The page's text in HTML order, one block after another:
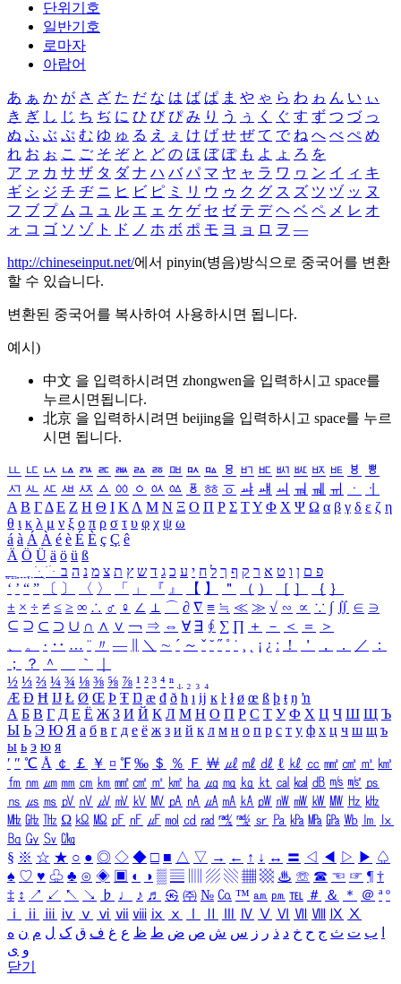
단위기호
일반기호
로마자
아랍어
あ ぁ か が さ ざ た だ な は ば ぱ ま や ゃ ら わ ゎ ん い ぃ
き ぎ し じ ち ぢ に ひ び ぴ み り う ぅ く ぐ す ず つ づ っ
ぬ ふ ぶ ぷ む ゆ ゅ る え ぇ け げ せ ぜ て で ね へ べ ぺ め
れ お ぉ こ ご そ ぞ と ど の ほ ぼ ぽ も よ ょ ろ を
ア ァ カ サ ザ タ ダ ナ ハ バ パ マ ヤ ャ ラ ワ ヮ ン イ ィ キ
ギ シ ジ チ ヂ ニ ヒ ビ ピ ミ リ ウ ゥ ク グ ス ズ ツ ヅ ッ ヌ
フ ブ プ ム ユ ュ ル エ ェ ケ ゲ セ ゼ テ デ ヘ ベ ペ メ レ オ
ォ コ ゴ ソ ゾ ト ド ノ ホ ボ ポ モ ヨ ョ ロ ヲ ―
http://chineseinput.net/에서 pinyin(병음)방식으로 중국어를 변환
할 수 있습니다.
변환된 중국어를 복사하여 사용하시면 됩니다.
예시)
中文 을 입력하시려면 zhongwen을 입력하시고 space를
누르시면됩니다.
北京 을 입력하시려면 beijing을 입력하시고 space를 누르
시면 됩니다.
ㅥ ㅦ ㅧ ㅨ ㅩ ㅪ ㅫ ㅬ ㅭ ㅮ ㅯ ㅰ ㅱ ㅲ ㅳ ㅴ ㅵ ㅶ ㅷ ㅸ
ㅹ
ㅺ ㅻ ㅼ ㅽ ㅾ ㅿ ㆀ ㆁ ㆂ ㆃ ㆄ ㆅ ㆆ ㆇ ㆈ ㆉ ㆊ ㆋ ㆌ ㆍ
ㆎ
Α Β ΓΔ Ε Ζ Η Θ Ι ΚΛ Μ Ν Ξ Ο Π Ρ Σ ΤΥ Φ Χ Ψ Ω α β γ δ ε ζ η
θ ι κ λ μ ν ξ ο π ρ σ τ υ φ χ ψ ω
á à Á À é è É È ç Ç ê
Ä Ö Ü ä ö ü ß
ִֶֹ ֻּ ׁׂ פ ם ן ו ט א ר ק ף ך ל ח י ע כ ג ד ש ץ ת צ מ נ ה ב
‘ ’ “ ” 〔 〕 〈 〉 「 」 『 』 【 】 ＂ （ ） ［ ］ ｛ ｝
± × ÷ ≠ ≤ ≥ ∞ ∴ ♂ ♀ ∠ ⊥ ⌒ ∂ ∇ ≡ ≒ ≪ ≫ √ ∽ ∝ ∵ ∫ ∬ ∈ ∋
⊆ ⊇ ⊂ ⊃ ∪ ∩ ∧ ∨ ￢ ⇒ ⇔ ∀ ∃ ∮ ∑ ∏ ＋ － ＜ ＝
＞
、
。 · ‥ … ¨ 〃 ― ＼ ∼ ´ ～ ˇ ˘ ˝ ˚ ˙ ¸ ¡ ¿ ː ！ ＇ ， ． ／
：
；
？ ＾ ｀
½ ⅓ ⅔ ¼ ¾ ⅛ ⅜ ⅝ ⅞ ¹ ² ³ ⁴ ⁿ ₁ ₂ ₃ ₄
Æ Ð Ħ Ĳ Ł Ø Œ Þ Ŧ Ŋ æ đ ð ħ ı ĳ ĸ ŀ ł ø œ ß þ ŧ ŋ ŉ
А Б В Г Д Е Ё Ж З И Й К Л М Н О П Р С Т У Ф Х Ц Ч Ш Щ Ъ
Ы Ь Э Ю Я а б в г д е ё ж з и й к л м н о п р с т у ф х ц ч ш щ ъ
ы ь э ю я
′ ″ ℃ Å ￠ ￡ ￥ ¤ ℉ ‰ ＄ ％ Ｆ ￦ ㎕ ㎖ ㎗ ℓ ㎘ ㏄ ㎣ ㎤ ㎥ ㎦
㎙ ㎚ ㎛ ㎜ ㎝ ㎞ ㎟ ㎠ ㎡ ㎢ ㏊ ㎍ ㎎ ㎏ ㏏ ㎈ ㎉ ㏈ ㎧ ㎨ ㎰
㎱ ㎲ ㎳ ㎴ ㎵ ㎶ ㎷ ㎸ ㎹ ㎀ ㎁ ㎂ ㎃ ㎄ ㎺ ㎻ ㎽ ㎾ ㎿ ㎐ ㎑
㎒ ㎓ ㎔ Ω ㏀ ㏁ ㎊ ㎋ ㎌ ㏖ ㏅ ㎭ ㎮ ㎯ ㏛ ㎩ ㎪ ㎫ ㎬ ㏝ ㏐
㏓
㏃ ㏉ ㏜ ㏆
§ ※ ☆ ★ ○ ● ◎ ◇ ◆ □ ■ △ ▽ → ← ↑ ↓ ↔ 〓 ◁ ◀ ▷ ▶ ♤
♠ ♡ ♥ ♧ ♣ ⊙ ◈ ▣ ◐ ◑ ▒ ▤ ▨ ▧ ▦ ▩ ♨ ☏ ☎ ☜ ☞ ¶ †
‡ ↕ ↗ ↙ ↖ ↘ ♭ ♩ ♪ ♬ ㉿ ㈜ № ㏇ ™ ㏂ ㏘ ℡ ＃ ＆ ＊ ＠ ª º
ⅰ
ⅱ ⅲ ⅳ ⅴ ⅵ ⅶ ⅷ ⅸ ⅹ Ⅳ Ⅴ Ⅵ Ⅶ Ⅷ Ⅸ Ⅹ
ب ت ث ج ح خ د ذ ر ز س ش ص ض ط ظ ع غ ف ق ک ل م ن ه
و ی
닫기